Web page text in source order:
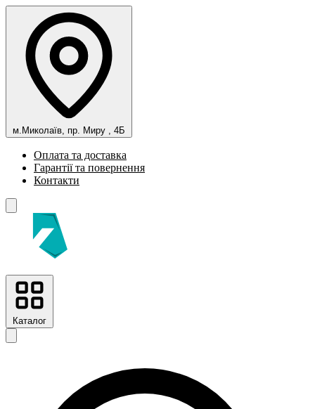
м.Миколаїв, пр. Миру , 4Б
Оплата та доставка
Гарантії та повернення
Контакти
Каталог